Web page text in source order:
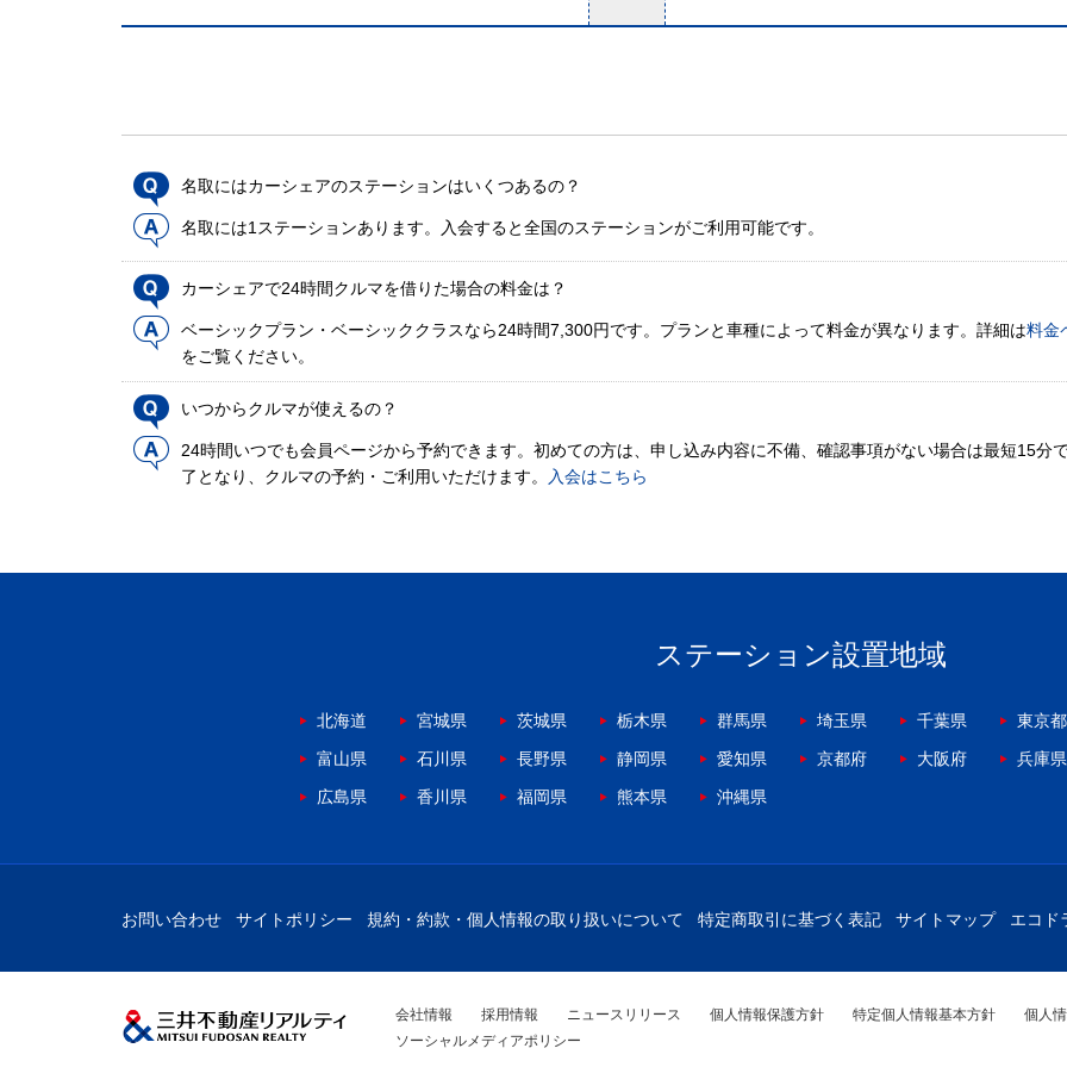
名取にはカーシェアのステーションはいくつあるの？
名取には1ステーションあります。入会すると全国のステーションがご利用可能です。
カーシェアで24時間クルマを借りた場合の料金は？
ベーシックプラン・ベーシッククラスなら24時間7,300円です。プランと車種によって料金が異なります。詳細は料金
をご覧ください。
いつからクルマが使えるの？
24時間いつでも会員ページから予約できます。初めての方は、申し込み内容に不備、確認事項がない場合は最短15分
了となり、クルマの予約・ご利用いただけます。
入会はこちら
ステーション設置地域
北海道 宮城県 茨城県 栃木県 群馬県 埼玉県 千葉県 東京都
富山県
石川県 長野県 静岡県 愛知県 京都府 大阪府 兵庫県
広島県
香川県 福岡県 熊本県 沖縄県
お問い合わせ サイトポリシー 規約・約款・個人情報の取り扱いについて 特定商取引に基づく表記 サイトマップ エコド
会社情報 採用情報 ニュースリリース 個人情報保護方針 特定個人情報基本方針 個人
ソーシャルメディアポリシー